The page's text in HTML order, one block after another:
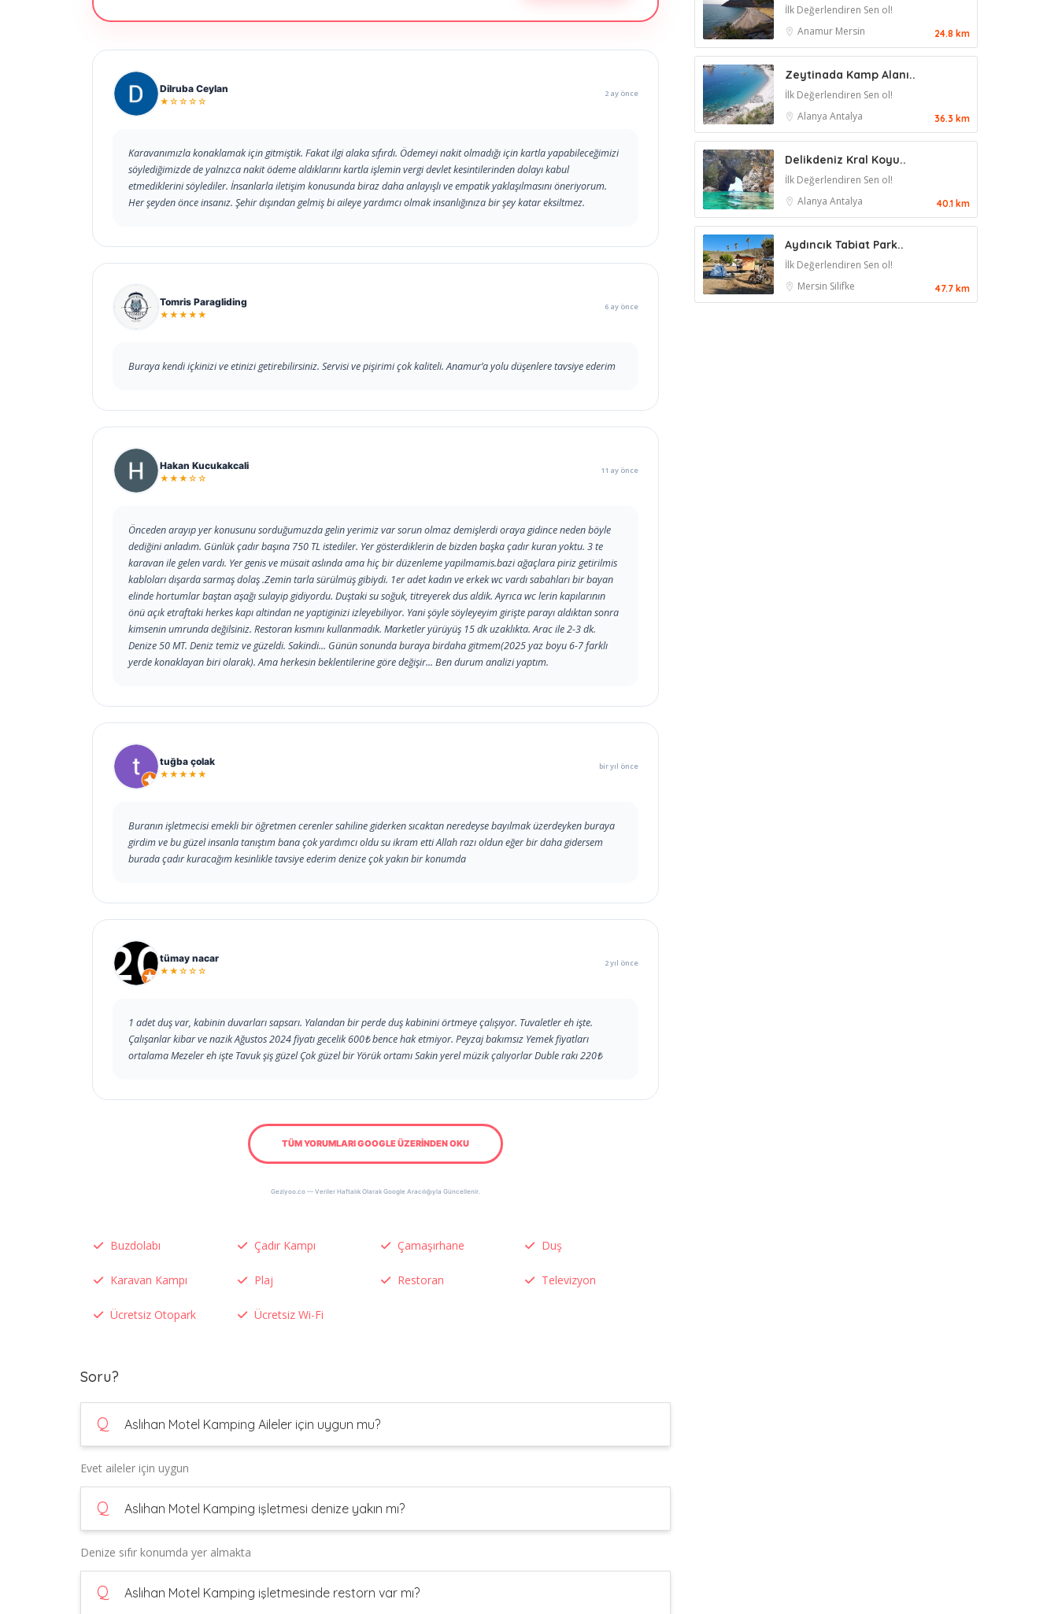
Dilruba Ceylan
★☆☆☆☆
2 ay önce
Karavanımızla konaklamak için gitmiştik. Fakat ilgi alaka sıfırdı. Ödemeyi nakit olmadığı için kartla yapabileceğimizi
söylediğimizde de yalnızca nakit ödeme aldıklarını kartla işlemin vergi devlet kesintilerinden dolayı kabul
etmediklerini söylediler. İnsanlarla iletişim konusunda biraz daha anlayışlı ve empatik yaklaşılmasını öneriyorum.
Her şeyden önce insanız. Şehir dışından gelmiş bi aileye yardımcı olmak insanlığınıza bir şey katar eksiltmez.
Tomris Paragliding
★★★★★
6 ay önce
Buraya kendi içkinizi ve etinizi getirebilirsiniz. Servisi ve pişirimi çok kaliteli. Anamur’a yolu düşenlere tavsiye ederim
Hakan Kucukakcali
★★★☆☆
11 ay önce
Önceden arayıp yer konusunu sorduğumuzda gelin yerimiz var sorun olmaz demişlerdi oraya gidince neden böyle
dediğini anladım. Günlük çadır başına 750 TL istediler. Yer gösterdiklerin de bizden başka çadır kuran yoktu. 3 te
karavan ile gelen vardı. Yer genis ve müsait aslında ama hiç bir düzenleme yapilmamis.bazi ağaçlara piriz getirilmis
kabloları dışarda sarmaş dolaş .Zemin tarla sürülmüş gibiydi. 1er adet kadın ve erkek wc vardı sabahları bir bayan
elinde hortumlar baştan aşağı sulayip gidiyordu. Duştaki su soğuk, titreyerek dus aldik. Ayrıca wc lerin kapılarının
önü açık etraftaki herkes kapı altindan ne yaptiginizi izleyebiliyor. Yani şöyle söyleyeyim girişte parayı aldıktan sonra
kimsenin umrunda değilsiniz. Restoran kısmını kullanmadık. Marketler yürüyüş 15 dk uzaklıkta. Arac ile 2-3 dk.
Denize 50 MT. Deniz temiz ve güzeldi. Sakindi... Günün sonunda buraya birdaha gitmem(2025 yaz boyu 6-7 farklı
yerde konaklayan biri olarak). Ama herkesin beklentilerine göre değişir... Ben durum analizi yaptım.
tuğba çolak
★★★★★
bir yıl önce
Buranın işletmecisi emekli bir öğretmen cerenler sahiline giderken sıcaktan neredeyse bayılmak üzerdeyken buraya
girdim ve bu güzel insanla tanıştım bana çok yardımcı oldu su ikram etti Allah razı oldun eğer bir daha gidersem
burada çadır kuracağım kesinlikle tavsiye ederim denize çok yakın bir konumda
tümay nacar
★★☆☆☆
2 yıl önce
1 adet duş var, kabinin duvarları sapsarı. Yalandan bir perde duş kabinini örtmeye çalışıyor. Tuvaletler eh işte.
Çalışanlar kibar ve nazik Ağustos 2024 fiyatı gecelik 600₺ bence hak etmiyor. Peyzaj bakımsız Yemek fiyatları
ortalama Mezeler eh işte Tavuk şiş güzel Çok güzel bir Yörük ortamı Sakin yerel müzik çalıyorlar Duble rakı 220₺
TÜM YORUMLARI GOOGLE ÜZERİNDEN OKU
Geziyoo.co — Veriler Haftalık Olarak Google Aracılığıyla Güncellenir.
Buzdolabı Çadır Kampı Çamaşırhane Duş
Karavan Kampı Plaj Restoran Televizyon
Ücretsiz Otopark Ücretsiz Wi-Fi
Soru?
Q Aslıhan Motel Kamping Aileler için uygun mu?
Evet aileler için uygun
Q Aslıhan Motel Kamping işletmesi denize yakın mı?
Denize sıfır konumda yer almakta
Q Aslıhan Motel Kamping işletmesinde restorn var mı?
İlk Değerlendiren Sen ol!
Anamur Mersin 24.8 km
Zeytinada Kamp Alanı..
İlk Değerlendiren Sen ol!
Alanya Antalya 36.3 km
Delikdeniz Kral Koyu..
İlk Değerlendiren Sen ol!
Alanya Antalya 40.1 km
Aydıncık Tabiat Park..
İlk Değerlendiren Sen ol!
Mersin Silifke 47.7 km